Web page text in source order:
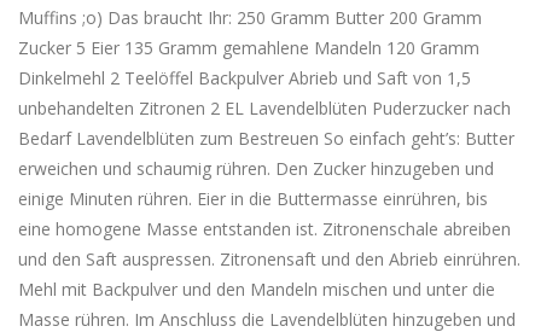
Muffins ;o) Das braucht Ihr: 250 Gramm Butter 200 Gramm
Zucker 5 Eier 135 Gramm gemahlene Mandeln 120 Gramm
Dinkelmehl 2 Teelöffel Backpulver Abrieb und Saft von 1,5
unbehandelten Zitronen 2 EL Lavendelblüten Puderzucker nach
Bedarf Lavendelblüten zum Bestreuen So einfach geht’s: Butter
erweichen und schaumig rühren. Den Zucker hinzugeben und
einige Minuten rühren. Eier in die Buttermasse einrühren, bis
eine homogene Masse entstanden ist. Zitronenschale abreiben
und den Saft auspressen. Zitronensaft und den Abrieb einrühren.
Mehl mit Backpulver und den Mandeln mischen und unter die
Masse rühren. Im Anschluss die Lavendelblüten hinzugeben und